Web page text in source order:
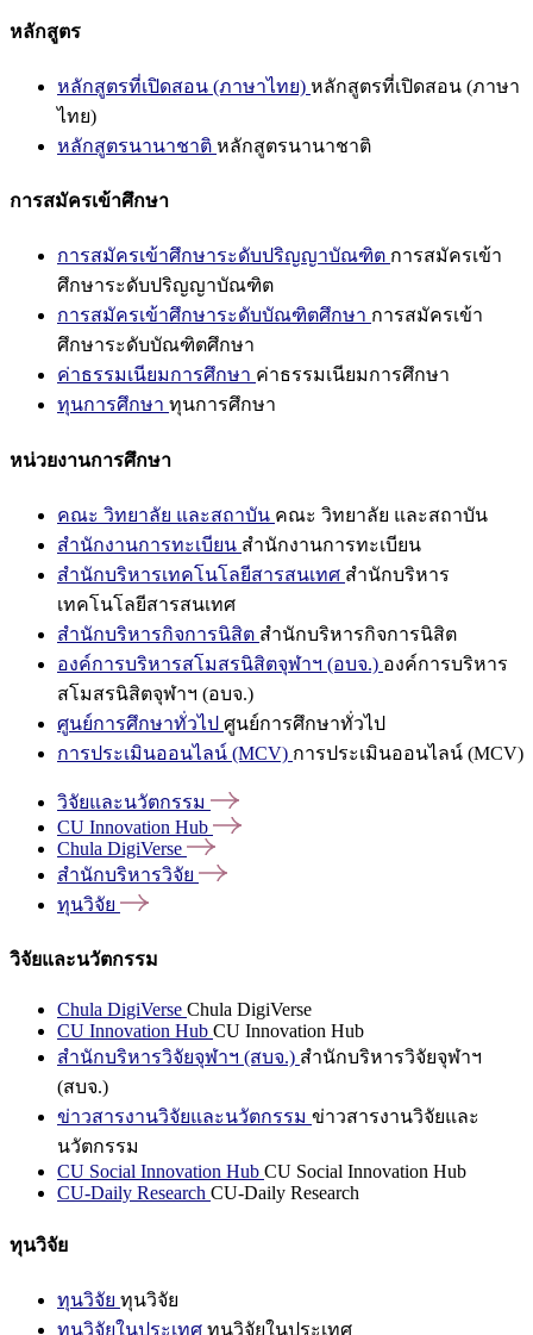
หลักสูตร
หลักสูตรที่เปิดสอน (ภาษาไทย) หลักสูตรที่เปิดสอน (ภาษา
ไทย)
หลักสูตรนานาชาติ หลักสูตรนานาชาติ
การสมัครเข้าศึกษา
การสมัครเข้าศึกษาระดับปริญญาบัณฑิต การสมัครเข้า
ศึกษาระดับปริญญาบัณฑิต
การสมัครเข้าศึกษาระดับบัณฑิตศึกษา การสมัครเข้า
ศึกษาระดับบัณฑิตศึกษา
ค่าธรรมเนียมการศึกษา ค่าธรรมเนียมการศึกษา
ทุนการศึกษา ทุนการศึกษา
หน่วยงานการศึกษา
คณะ วิทยาลัย และสถาบัน คณะ วิทยาลัย และสถาบัน
สำนักงานการทะเบียน สำนักงานการทะเบียน
สำนักบริหารเทคโนโลยีสารสนเทศ สำนักบริหาร
เทคโนโลยีสารสนเทศ
สำนักบริหารกิจการนิสิต สำนักบริหารกิจการนิสิต
องค์การบริหารสโมสรนิสิตจุฬาฯ (อบจ.) องค์การบริหาร
สโมสรนิสิตจุฬาฯ (อบจ.)
ศูนย์การศึกษาทั่วไป ศูนย์การศึกษาทั่วไป
การประเมินออนไลน์ (MCV) การประเมินออนไลน์ (MCV)
วิจัยและนวัตกรรม
CU Innovation Hub
Chula DigiVerse
สำนักบริหารวิจัย
ทุนวิจัย
วิจัยและนวัตกรรม
Chula DigiVerse Chula DigiVerse
CU Innovation Hub CU Innovation Hub
สำนักบริหารวิจัยจุฬาฯ (สบจ.) สำนักบริหารวิจัยจุฬาฯ
(สบจ.)
ข่าวสารงานวิจัยและนวัตกรรม ข่าวสารงานวิจัยและ
นวัตกรรม
CU Social Innovation Hub CU Social Innovation Hub
CU-Daily Research CU-Daily Research
ทุนวิจัย
ทุนวิจัย ทุนวิจัย
ทุนวิจัยในประเทศ ทุนวิจัยในประเทศ